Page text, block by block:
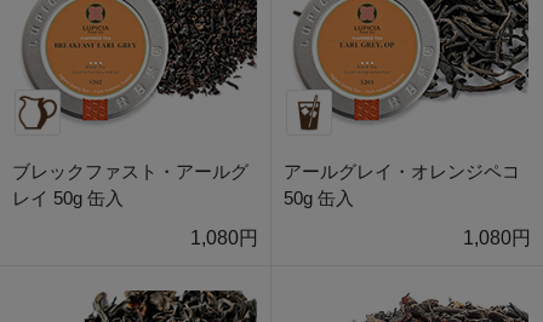
ブレックファスト・アールグ
レイ 50g 缶入
1,080円
アールグレイ・オレンジペコ
50g 缶入
1,080円